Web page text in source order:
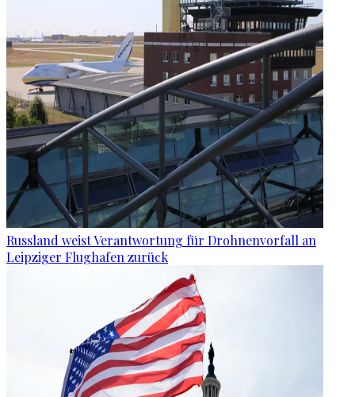
Russland weist Verantwortung für Drohnenvorfall an
Leipziger Flughafen zurück